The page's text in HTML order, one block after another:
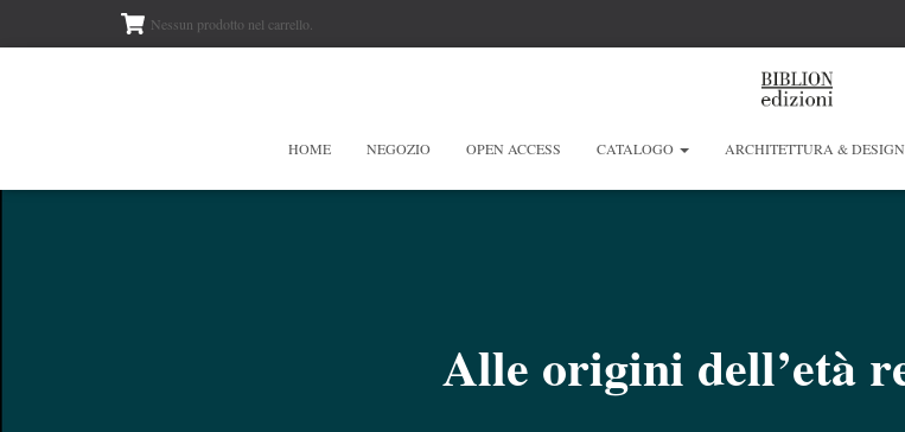
Nessun prodotto nel carrello.
HOME NEGOZIO OPEN ACCESS CATALOGO ARCHITETTURA & DESIGN
Alle origini dell’età